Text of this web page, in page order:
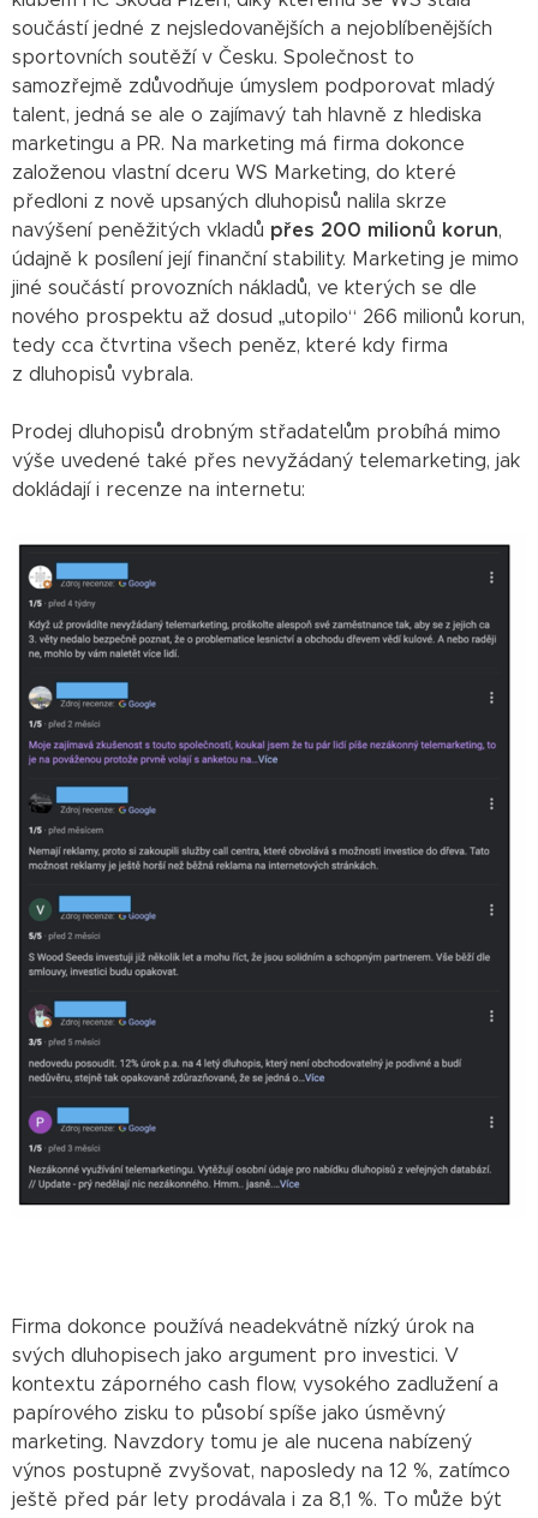
součástí jedné z nejsledovanějších a nejoblíbenějších
sportovních soutěží v Česku. Společnost to
samozřejmě zdůvodňuje úmyslem podporovat mladý
talent, jedná se ale o zajímavý tah hlavně z hlediska
marketingu a PR. Na marketing má firma dokonce
založenou vlastní dceru WS Marketing, do které
předloni z nově upsaných dluhopisů nalila skrze
navýšení peněžitých vkladů přes 200 milionů korun,
údajně k posílení její finanční stability. Marketing je mimo
jiné součástí provozních nákladů, ve kterých se dle
nového prospektu až dosud „utopilo“ 266 milionů korun,
tedy cca čtvrtina všech peněz, které kdy firma
z dluhopisů vybrala.
Prodej dluhopisů drobným střadatelům probíhá mimo
výše uvedené také přes nevyžádaný telemarketing, jak
dokládají i recenze na internetu:
Firma dokonce používá neadekvátně nízký úrok na
svých dluhopisech jako argument pro investici. V
kontextu záporného cash flow, vysokého zadlužení a
papírového zisku to působí spíše jako úsměvný
marketing. Navzdory tomu je ale nucena nabízený
výnos postupně zvyšovat, naposledy na 12 %, zatímco
ještě před pár lety prodávala i za 8,1 %. To může být